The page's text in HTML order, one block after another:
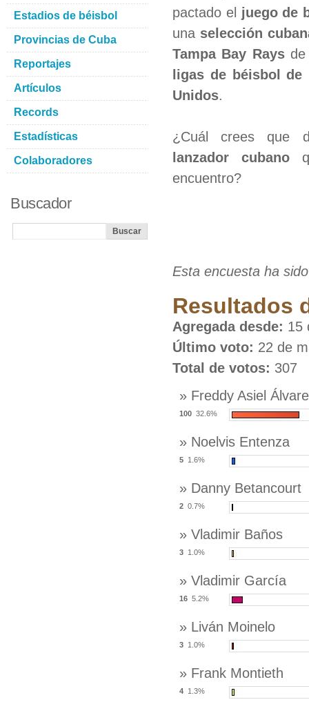
pactado el juego de
una selección
Tampa Bay Raysde
ligas de béisbol de
Unidos.
¿Cuál crees que
lanzador cubano
encuentro?
Esta encuesta ha
Resultados
Agregada desde: 15
Último voto: 22 de
Total de votos: 307
» Freddy Asiel
100 32.6%
» Noelvis Entenza
5 1.6%
» Danny Betancourt
2 0.7%
» Vladimir Baños
3 1.0%
» Vladimir García
16 5.2%
» Liván Moinelo
3 1.0%
» Frank Montieth
4 1.3%
Estadios de béisbol
Provincias de Cuba
Reportajes
Artículos
Records
Estadísticas
Colaboradores
Buscador